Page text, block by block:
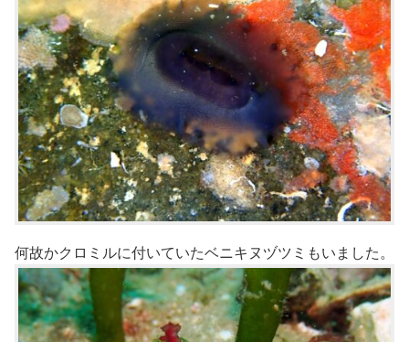
何故かクロミルに付いていたベニキヌヅツミもいました。